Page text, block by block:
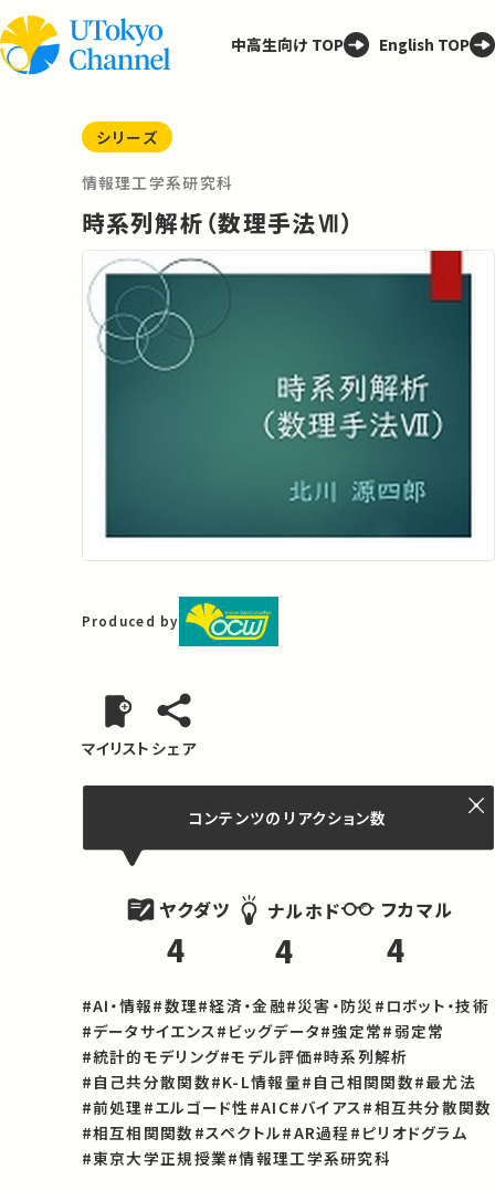
中高生向け TOP English TOP
シリーズ
情報理工学系研究科
時系列解析（数理手法Ⅶ）
Produced by
マイリスト シェア
コンテンツの リアクション数
ヤクダツ
4
ナルホド
4
フカマル
4
#AI・情報#数理#経済・金融#災害・防災 #ロボット・技術
#データサイエンス#ビッグデータ#強定常#弱定常
#統計的モデリング#モデル評価#時系列解析
#自己共分散関数#K-L情報量#自己相関関数#最尤法
#前処理#エルゴード性#AIC#バイアス#相互共分散関数
#相互相関関数 #スペクトル#AR過程 #ピリオドグラム
#東京大学正規授業#情報理工学系研究科